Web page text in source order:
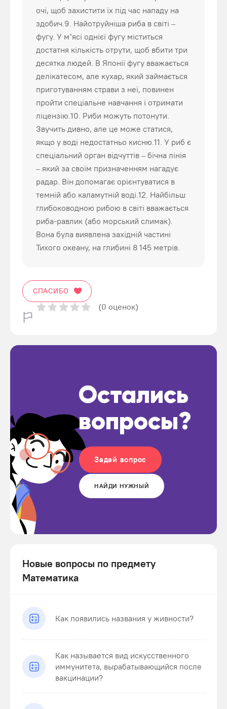
очі, щоб захистити їх під час нападу на
здобич.9. Найотруйніша риба в світі –
фугу. У м’ясі однієї фугу міститься
достатня кількість отрути, щоб вбити три
десятка людей. В Японії фугу вважається
делікатесом, але кухар, який займається
приготуванням страви з неї, повинен
пройти спеціальне навчання і отримати
ліцензію.10. Риби можуть потонути.
Звучить дивно, але це може статися,
якщо у воді недостатньо кисню.11. У риб є
спеціальний орган відчуттів – бічна лінія
– який за своїм призначенням нагадує
радар. Він допомагає орієнтуватися в
темній або каламутній воді.12. Найбільш
глибоководною рибою в світі вважається
риба-равлик (або морський слимак).
Вона була виявлена західній частині
Тихого океану, на глибині 8 145 метрів.
СПАСИБО
(0 оценок)
Остались
вопросы?
Задай вопрос
НАЙДИ НУЖНЫЙ
Новые вопросы по предмету
Математика
Как появились названия у живности?
Как называется вид искусственного
иммунитета, вырабатывающийся после
вакцинации?